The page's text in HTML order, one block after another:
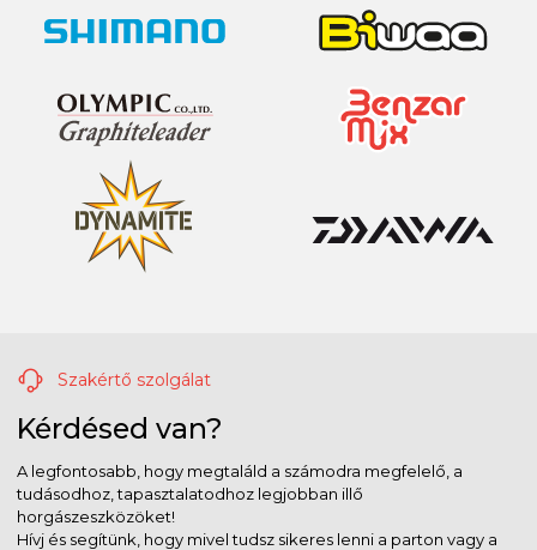
Szakértő szolgálat
Kérdésed van?
A legfontosabb, hogy megtaláld a számodra megfelelő, a
tudásodhoz, tapasztalatodhoz legjobban illő
horgászeszközöket!
Hívj és segítünk, hogy mivel tudsz sikeres lenni a parton vagy a